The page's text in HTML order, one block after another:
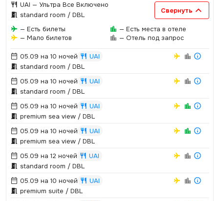
UAI — Ультра Все Включено
standard room / DBL
Свернуть
— Есть билеты
— Мало билетов
— Есть места в отеле
— Отель под запрос
05.09 на 10 ночей
UAI
standard room / DBL
05.09 на 10 ночей
UAI
standard room / DBL
05.09 на 10 ночей
UAI
premium sea view / DBL
05.09 на 10 ночей
UAI
premium sea view / DBL
05.09 на 12 ночей
UAI
standard room / DBL
05.09 на 10 ночей
UAI
premium suite / DBL